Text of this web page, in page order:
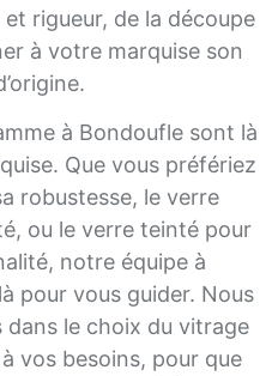
rigueur, de la découpe
à votre marquise son
à Bondoufle sont là
Que vous préfériez
robustesse, le verre
ou le verre teinté pour
notre équipe à
pour vous guider. Nous
le choix du vitrage
vos besoins, pour que